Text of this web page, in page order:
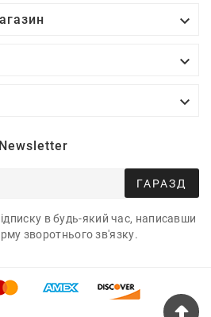



Newsletter
ГАРАЗД
в будь-який час, написавши
зворотнього зв'язку.